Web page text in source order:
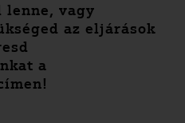
lenne, vagy
az eljárások
a